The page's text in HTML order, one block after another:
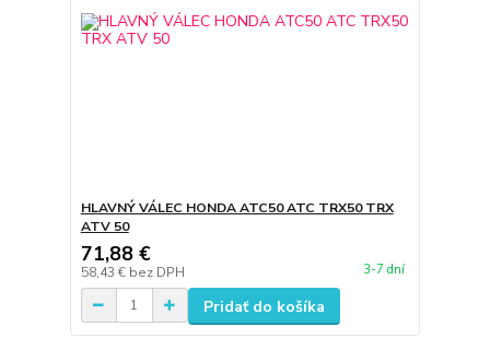
HLAVNÝ VÁLEC HONDA ATC50 ATC TRX50 TRX
ATV 50
71,88 €
58,43 € bez DPH 3-7 dní
Pridať do košíka